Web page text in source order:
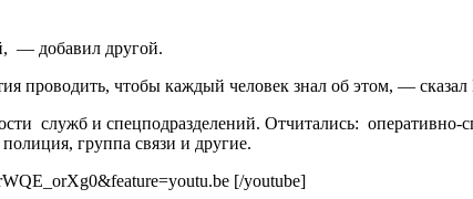
— добавил другой.
проводить, чтобы каждый человек знал об этом, — сказал
служб и спецподразделений. Отчитались:
группа связи и другие.
[/youtube]